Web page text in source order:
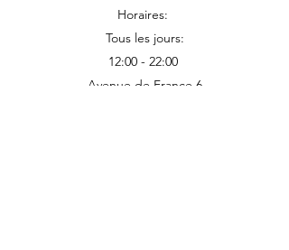
Horaires:
Tous les jours:
12:00 - 22:00
Avenue de France 6